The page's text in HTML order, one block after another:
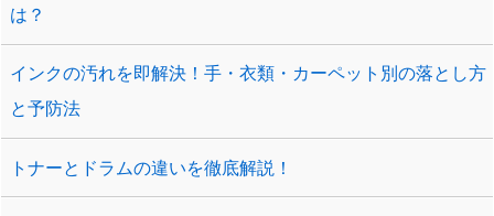
は？
インクの汚れを即解決！手・衣類・カーペット別の落とし方
と予防法
トナーとドラムの違いを徹底解説！